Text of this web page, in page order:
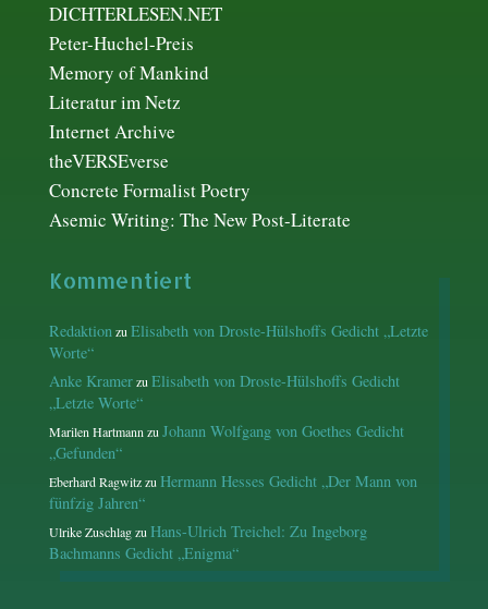
DICHTERLESEN.NET
Peter-Huchel-Preis
Memory of Mankind
Literatur im Netz
Internet Archive
theVERSEverse
Concrete Formalist Poetry
Asemic Writing: The New Post-Literate
Kommentiert
RedaktionzuElisabeth von Droste-Hülshoffs Gedicht „Letzte
Worte“
Anke KramerzuElisabeth von Droste-Hülshoffs Gedicht
„Letzte Worte“
Marilen HartmannzuJohann Wolfgang von Goethes Gedicht
„Gefunden“
Eberhard RagwitzzuHermann Hesses Gedicht „Der Mann von
fünfzig Jahren“
Ulrike ZuschlagzuHans-Ulrich Treichel: Zu Ingeborg
Bachmanns Gedicht „Enigma“